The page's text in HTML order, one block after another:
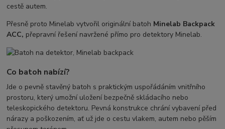
cestě autem.
Přesně proto Minelab vytvořil originální batoh Minelab Backpack
ACC, přepravní řešení navržené přímo pro detektory Minelab.
Co batoh nabízí?
Jde o pevně stavěný batoh s praktickým uspořádáním vnitřního
prostoru, který umožní uložení bezpečně skládacího nebo
teleskopického detektoru. Pevná konstrukce chrání vybavení před
nárazy a poškozením, ať už jde o cestu vlakem, autem nebo pěším